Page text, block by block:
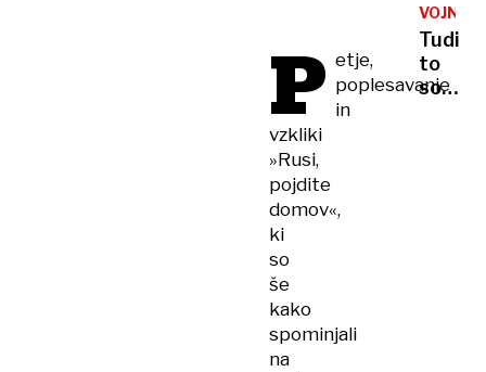
P etje,
poplesavanje
in
vzkliki
»Rusi,
pojdite
domov«,
ki
so
še
kako
spominjali
na
začele
plohe
in
VOJNA
Tudi
to
so